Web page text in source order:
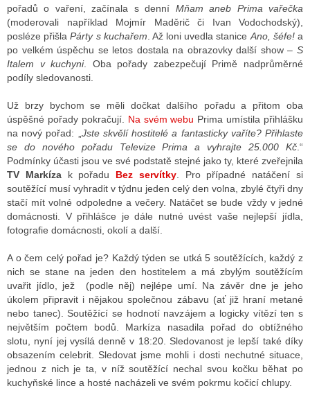
TELEVIZE
TELEVIZÍ
VYSÍLAČE
INTERNET
RÁDIA
STRÁNKY RÁDIÍ
STRÁNKY TV
STÁT BLOGEREM
BLOGERA
pořadů o vaření, začínala s denní Mňam aneb Prima vařečka
(moderovali například Mojmír Maděrič či Ivan Vodochodský),
posléze přišlaPárty s kuchařem . Až loni uvedla stanice Ano, šéfe!a
po velkém úspěchu se letos dostala na obrazovky další show – S
Italem v kuchyni. Oba pořady zabezpečují Primě nadprůměrné
podíly sledovanosti.
Už brzy bychom se měli dočkat dalšího pořadu a přitom oba
úspěšné pořady pokračují. Na svém webu Prima umístila přihlášku
na nový pořad: „ Jste skvělí hostitelé a fantasticky vaříte? Přihlaste
se do nového pořadu Televize Prima a vyhrajte 25.000 Kč .“
Podmínky účasti jsou ve své podstatě stejné jako ty, které zveřejnila
TV Markízak pořadu Bez servítky. Pro případné natáčení si
soutěžící musí vyhradit v týdnu jeden celý den volna, zbylé čtyři dny
stačí mít volné odpoledne a večery. Natáčet se bude vždy v jedné
domácnosti. V přihlášce je dále nutné uvést vaše nejlepší jídla,
fotografie domácnosti, okolí a další.
A o čem celý pořad je? Každý týden se utká 5 soutěžících, každý z
nich se stane na jeden den hostitelem a má zbylým soutěžícím
uvařit jídlo, jež (podle něj) nejlépe umí. Na závěr dne je jeho
úkolem připravit i nějakou společnou zábavu (ať již hraní metané
nebo tanec). Soutěžící se hodnotí navzájem a logicky vítězí ten s
největším počtem bodů. Markíza nasadila pořad do obtížného
slotu, nyní jej vysílá denně v 18:20. Sledovanost je lepší také díky
obsazením celebrit. Sledovat jsme mohli i dosti nechutné situace,
jednou z nich je ta, v níž soutěžící nechal svou kočku běhat po
kuchyňské lince a hosté nacházeli ve svém pokrmu kočicí chlupy.